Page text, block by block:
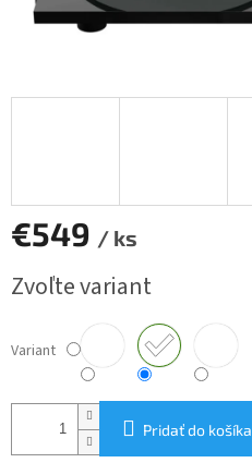
€549 / ks
cena:
Zvoľte variant
Variant
Pridať do košíka